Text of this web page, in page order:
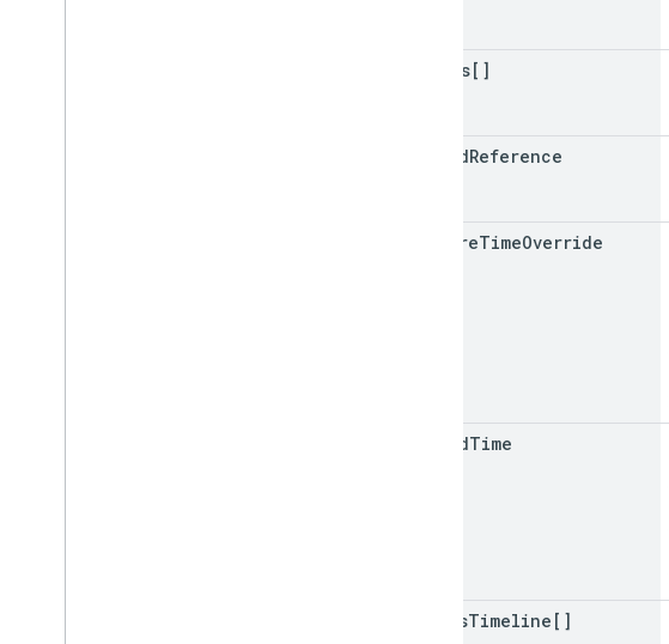
photos[]
uploadReference
captureTimeOverride
uploadTime
GpsTimeline[]